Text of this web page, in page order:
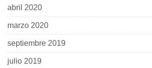
abril 2020
marzo 2020
septiembre 2019
julio 2019